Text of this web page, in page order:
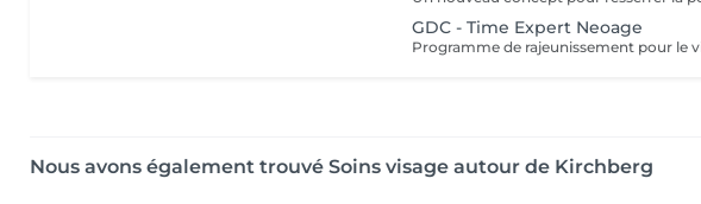
GDC - Time Expert Neoage
Nous avons également trouvé Soins visage autour de Kirchberg